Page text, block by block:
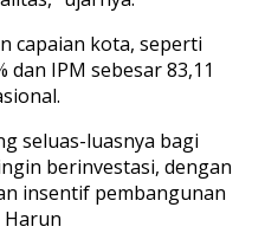
capaian kota, seperti
IPM sebesar 83,11
seluas-luasnya bagi
berinvestasi, dengan
insentif pembangunan
Harun